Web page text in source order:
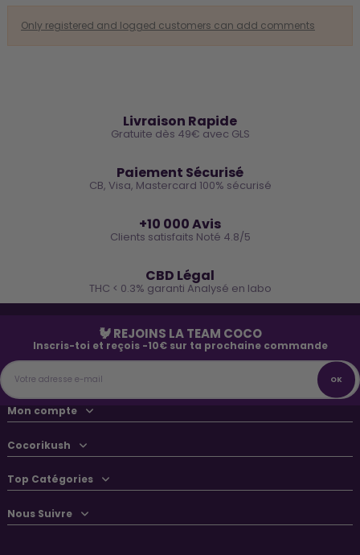
Only registered and logged customers can add comments
Livraison Rapide
Gratuite dès 49€ avec GLS
Paiement Sécurisé
CB, Visa, Mastercard 100% sécurisé
+10 000 Avis
Clients satisfaits Noté 4.8/5
CBD Légal
THC < 0.3% garanti Analysé en labo
🐓 REJOINS LA TEAM COCO
Inscris-toi et reçois -10€ sur ta prochaine commande
Mon compte
Cocorikush
Top Catégories
Nous Suivre